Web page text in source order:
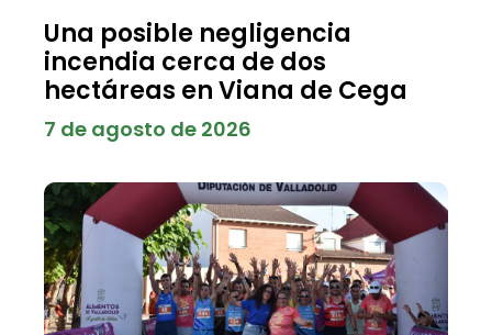
Una posible negligencia
incendia cerca de dos
hectáreas en Viana de Cega
7 de agosto de 2026